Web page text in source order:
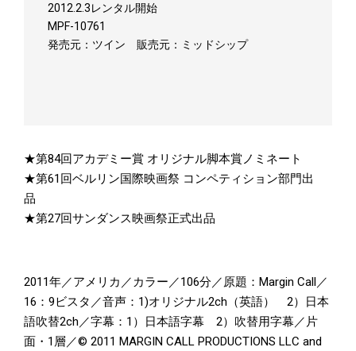
2012.2.3レンタル開始
MPF-10761
発売元：ツイン 販売元：ミッドシップ
★第84回アカデミー賞 オリジナル脚本賞ノミネート
★第61回ベルリン国際映画祭 コンペティション部門出
品
★第27回サンダンス映画祭正式出品
2011年／アメリカ／カラー／106分／原題：Margin Call／
16：9ビスタ／音声：1)オリジナル2ch（英語） 2）日本
語吹替2ch／字幕：1）日本語字幕 2）吹替用字幕／片
面・1層／© 2011 MARGIN CALL PRODUCTIONS LLC and